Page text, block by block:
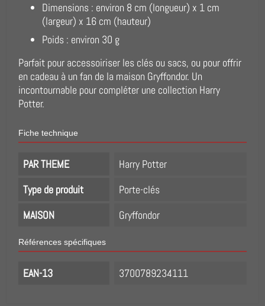
Dimensions : environ 8 cm (longueur) x 1 cm
(largeur) x 16 cm (hauteur)
Poids : environ 30 g
Parfait pour accessoiriser les clés ou sacs, ou pour offrir
en cadeau à un fan de la maison Gryffondor. Un
incontournable pour compléter une collection Harry
Potter.
Fiche technique
PAR THEME
Harry Potter
Type de produit
Porte-clés
MAISON
Gryffondor
Références spécifiques
EAN-13 3700789234111